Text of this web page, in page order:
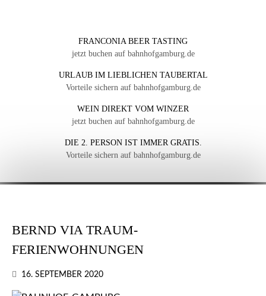
FRANCONIA BEER TASTING
jetzt buchen auf bahnhofgamburg.de
URLAUB IM LIEBLICHEN TAUBERTAL
Vorteile sichern auf bahnhofgamburg.de
WEIN DIREKT VOM WINZER
jetzt buchen auf bahnhofgamburg.de
DIE 2. PERSON IST IMMER GRATIS.
Vorteile sichern auf bahnhofgamburg.de
BERND VIA TRAUM-
FERIENWOHNUNGEN
16. SEPTEMBER 2020